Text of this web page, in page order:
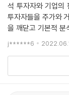
석 투자자와 기업의 펀더멘털 만이 주가를 반영한다고 믿는 기본적 분석
투자자들을 주가와
을 깨닫고 기본적 분
어주는 복잡하면서도 간단명료한
번 반복해서 읽
j******6